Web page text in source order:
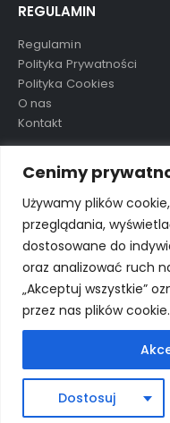
Cenimy
Używamy plików
przeglądania,
dostosowane do
oraz analizować ruch
„Akceptuj wszystkie”
przez nas plików cookie.
Dostosuj
REGULAMIN
Regulamin
Polityka Prywatności
Polityka Cookies
O nas
Kontakt
TAGI
aluula mikolaj
wkrótce wyprzedane